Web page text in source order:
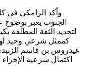
وأكد الزامكي في
الجنوب يعبر بوضوح
لتجديد الثقة المطلقة
كممثل شرعي وحيد
عيدروس بن قاسم
اكتمال شرعية